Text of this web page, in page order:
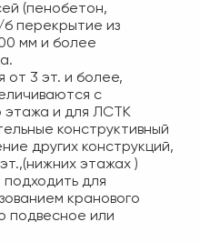
(пенобетон,
перекрытие из
мм и более
от 3 эт. и более,
с
этажа и для ЛСТК
конструктивный
других конструкций,
этажах )
для
кранового
подвесное или